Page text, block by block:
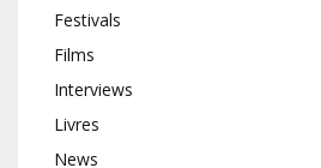
Festivals
Films
Interviews
Livres
News